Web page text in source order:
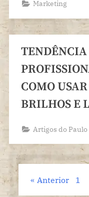
Marketing
COMO
BRILHOS E
Artigos do Paulo
Paginação
de
Anterior 1